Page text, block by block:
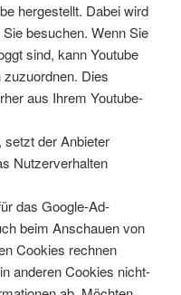
hergestellt. Dabei wird
besuchen. Wenn Sie
sind, kann Youtube
Dies
aus Ihrem Youtube-
setzt der Anbieter
Nutzerverhalten
das Google-Ad-
beim Anschauen von
Cookies rechnen
anderen Cookies nicht-